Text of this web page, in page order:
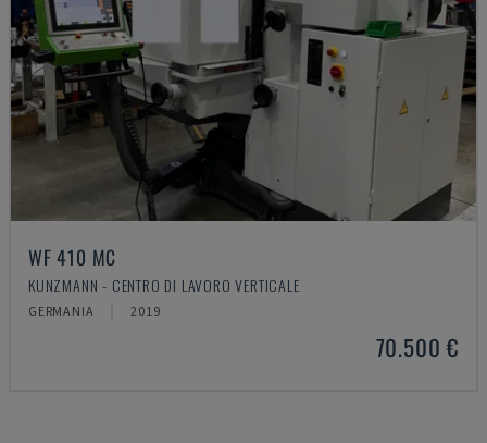
WF 410 MC
KUNZMANN - CENTRO DI LAVORO VERTICALE
GERMANIA 2019
70.500 €